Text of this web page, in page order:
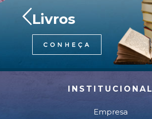
Livros
INSTITUCIONAL
Empresa